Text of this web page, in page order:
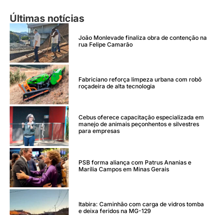
Últimas notícias
João Monlevade finaliza obra de contenção na
rua Felipe Camarão
Fabriciano reforça limpeza urbana com robô
roçadeira de alta tecnologia
Cebus oferece capacitação especializada em
manejo de animais peçonhentos e silvestres
para empresas
PSB forma aliança com Patrus Ananias e
Marília Campos em Minas Gerais
Itabira: Caminhão com carga de vidros tomba
e deixa feridos na MG-129